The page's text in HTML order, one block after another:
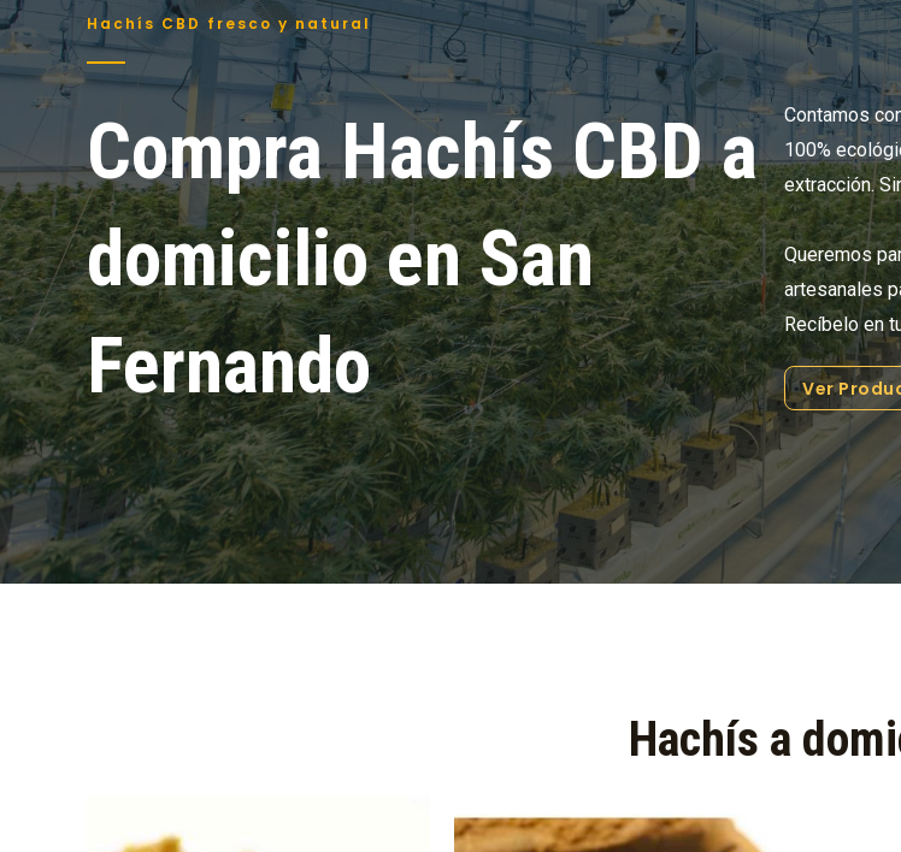
Hachís CBD fresco y natural
Compra Hachís CBD a
domicilio en San
Fernando
Contamos
100%
extracción.
Queremos
artesanales
Recíbelo en
Ver
Hachís a